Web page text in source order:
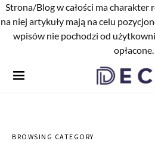
Strona/Blog w całości ma charakter
na niej artykuły mają na celu
wpisów nie pochodzi od
opłacone.
BROWSING CATEGORY